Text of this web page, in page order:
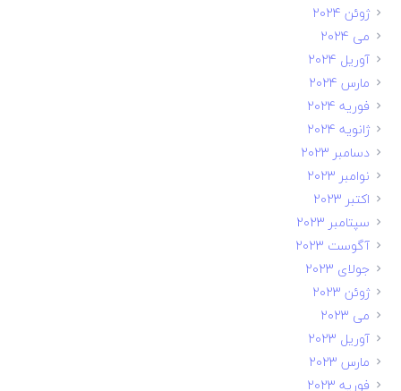
ژوئن 2024
می 2024
آوریل 2024
مارس 2024
فوریه 2024
ژانویه 2024
دسامبر 2023
نوامبر 2023
اکتبر 2023
سپتامبر 2023
آگوست 2023
جولای 2023
ژوئن 2023
می 2023
آوریل 2023
مارس 2023
فوریه 2023